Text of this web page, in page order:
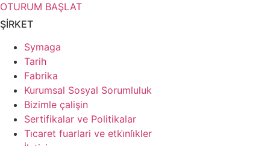
OTURUM BAŞLAT
ŞİRKET
Symaga
Tarih
Fabrika
Kurumsal Sosyal Sorumluluk
Bizimle çalişin
Sertifikalar ve Politikalar
Ti̇caret fuarlari ve etki̇nli̇kler